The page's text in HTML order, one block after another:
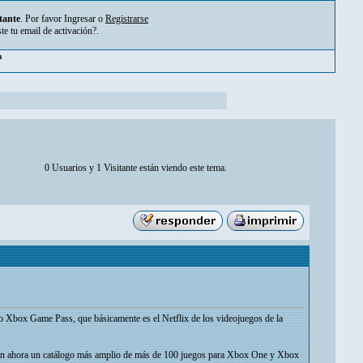
. Por favor Ingresar o Registrarse
tu email de activación?.
0 Usuarios y 1 Visitante están viendo este tema.
Game Pass, que básicamente es el Netflix de los videojuegos de la
un catálogo más amplio de más de 100 juegos para Xbox One y Xbox